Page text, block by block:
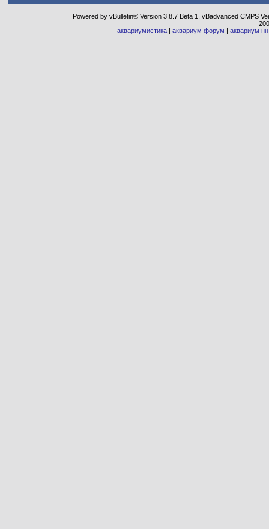
Powered by vBulletin® Version 3.8.7 Beta 1, vBadvanced CMPS
аквариумистика| аквариум форум | аквариум нн